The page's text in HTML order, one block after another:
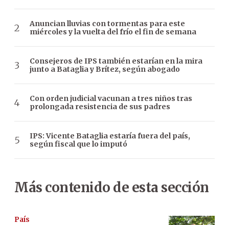
Anuncian lluvias con tormentas para este
miércoles y la vuelta del frío el fin de semana
Consejeros de IPS también estarían en la mira
junto a Bataglia y Brítez, según abogado
Con orden judicial vacunan a tres niños tras
prolongada resistencia de sus padres
IPS: Vicente Bataglia estaría fuera del país,
según fiscal que lo imputó
Más contenido de esta sección
País